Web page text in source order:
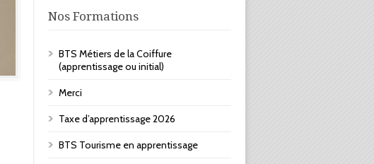
Nos Formations
BTS Métiers de la Coiffure
(apprentissage ou initial)
Merci
Taxe d’apprentissage 2026
BTS Tourisme en apprentissage